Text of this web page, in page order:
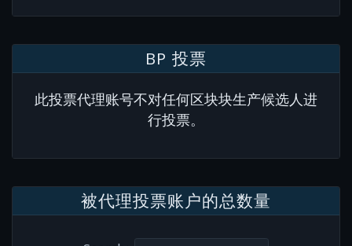
BP 投票
此投票代理账号不对任何区块块生产候选人进
行投票。
被代理投票账户的总数量